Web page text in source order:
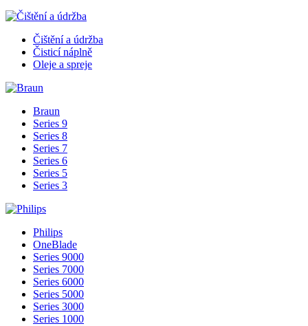
Čištění a údržba
Čisticí náplně
Oleje a spreje
Braun
Series 9
Series 8
Series 7
Series 6
Series 5
Series 3
Philips
OneBlade
Series 9000
Series 7000
Series 6000
Series 5000
Series 3000
Series 1000